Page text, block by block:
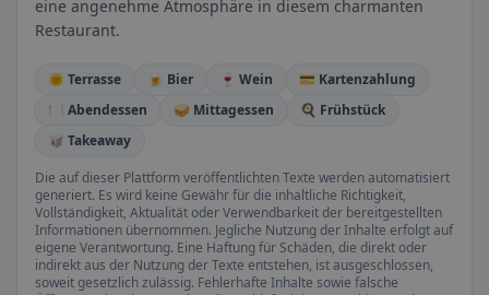
eine angenehme Atmosphäre in diesem charmanten
Restaurant.
🌞 Terrasse 🍺 Bier 🍷 Wein
💳 Kartenzahlung
🍽️ Abendessen
🥪 Mittagessen
🍳 Frühstück
🥡 Takeaway
Die auf dieser Plattform veröffentlichten Texte werden automatisiert
generiert. Es wird keine Gewähr für die inhaltliche Richtigkeit,
Vollständigkeit, Aktualität oder Verwendbarkeit der bereitgestellten
Informationen übernommen. Jegliche Nutzung der Inhalte erfolgt auf
eigene Verantwortung. Eine Haftung für Schäden, die direkt oder
indirekt aus der Nutzung der Texte entstehen, ist ausgeschlossen,
soweit gesetzlich zulässig. Fehlerhafte Inhalte sowie falsche